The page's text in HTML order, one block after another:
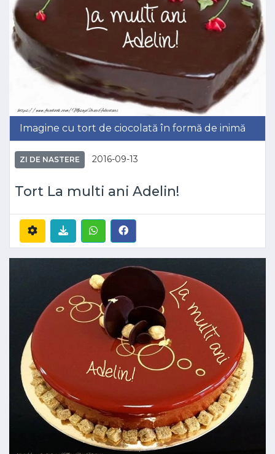
Imagine cu tort de ciocolată în formă de inimă
ZI DE NASTERE 2016-09-13
Tort La multi ani Adelin!